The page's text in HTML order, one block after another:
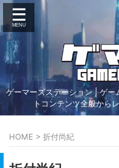
ゲーマーズステーション | ゲー
トコンテンツ全般から
HOME > 折付尚紀